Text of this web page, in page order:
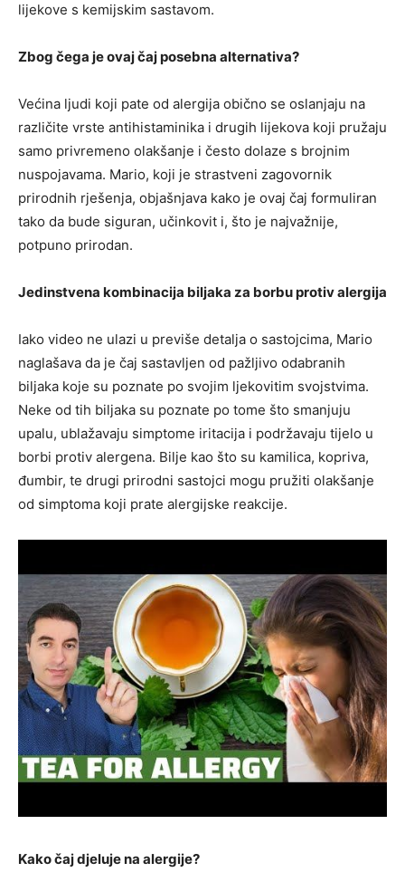
lijekove s kemijskim sastavom.
Zbog čega je ovaj čaj posebna alternativa?
Većina ljudi koji pate od alergija obično se oslanjaju na
različite vrste antihistaminika i drugih lijekova koji pružaju
samo privremeno olakšanje i često dolaze s brojnim
nuspojavama. Mario, koji je strastveni zagovornik
prirodnih rješenja, objašnjava kako je ovaj čaj formuliran
tako da bude siguran, učinkovit i, što je najvažnije,
potpuno prirodan.
Jedinstvena kombinacija biljaka za borbu protiv alergija
Iako video ne ulazi u previše detalja o sastojcima, Mario
naglašava da je čaj sastavljen od pažljivo odabranih
biljaka koje su poznate po svojim ljekovitim svojstvima.
Neke od tih biljaka su poznate po tome što smanjuju
upalu, ublažavaju simptome iritacija i podržavaju tijelo u
borbi protiv alergena. Bilje kao što su kamilica, kopriva,
đumbir, te drugi prirodni sastojci mogu pružiti olakšanje
od simptoma koji prate alergijske reakcije.
Kako čaj djeluje na alergije?